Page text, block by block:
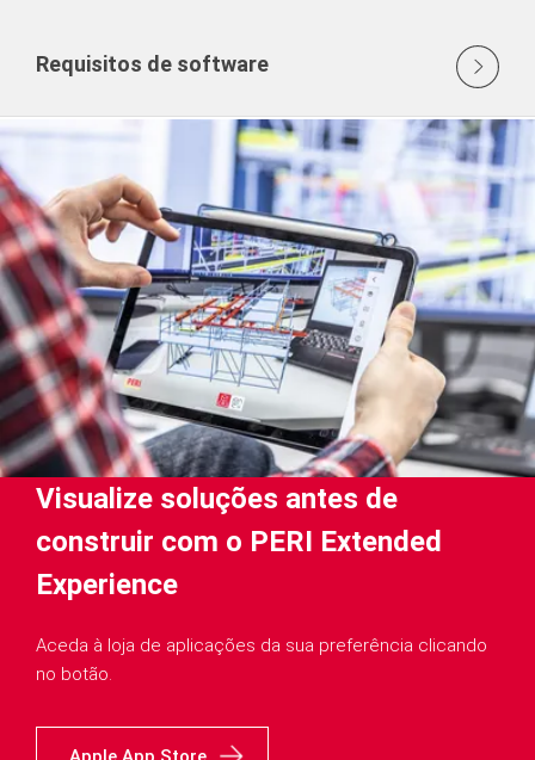
Requisitos de software
Visualize soluções antes de
construir com o PERI Extended
Experience
Aceda à loja de aplicações da sua preferência clicando
no botão.